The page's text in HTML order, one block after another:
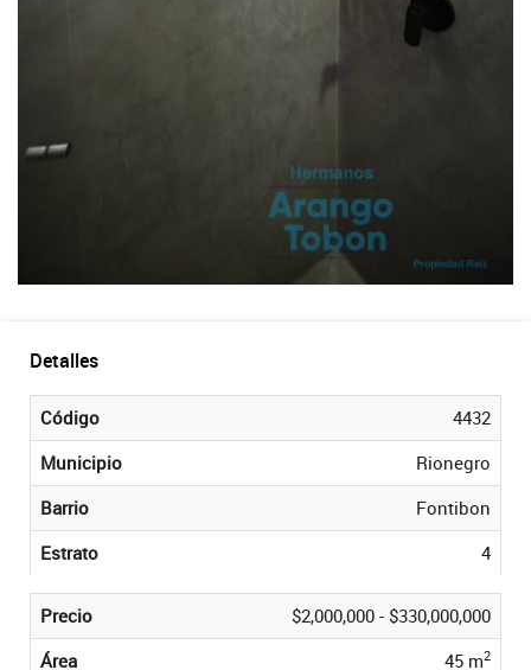
Detalles
Código
4432
Municipio
Rionegro
Barrio
Fontibon
Estrato
4
Precio
$2,000,000 - $330,000,000
Área
45 m2